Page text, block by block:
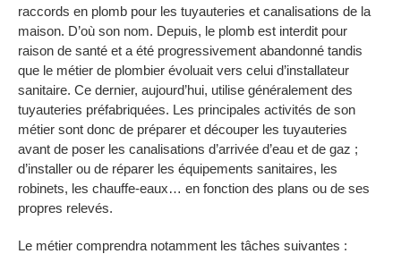
raccords en plomb pour les tuyauteries et canalisations de la
maison. D’où son nom. Depuis, le plomb est interdit pour
raison de santé et a été progressivement abandonné tandis
que le métier de plombier évoluait vers celui d’installateur
sanitaire. Ce dernier, aujourd’hui, utilise généralement des
tuyauteries préfabriquées. Les principales activités de son
métier sont donc de préparer et découper les tuyauteries
avant de poser les canalisations d’arrivée d’eau et de gaz ;
d’installer ou de réparer les équipements sanitaires, les
robinets, les chauffe-eaux… en fonction des plans ou de ses
propres relevés.
Le métier comprendra notamment les tâches suivantes :